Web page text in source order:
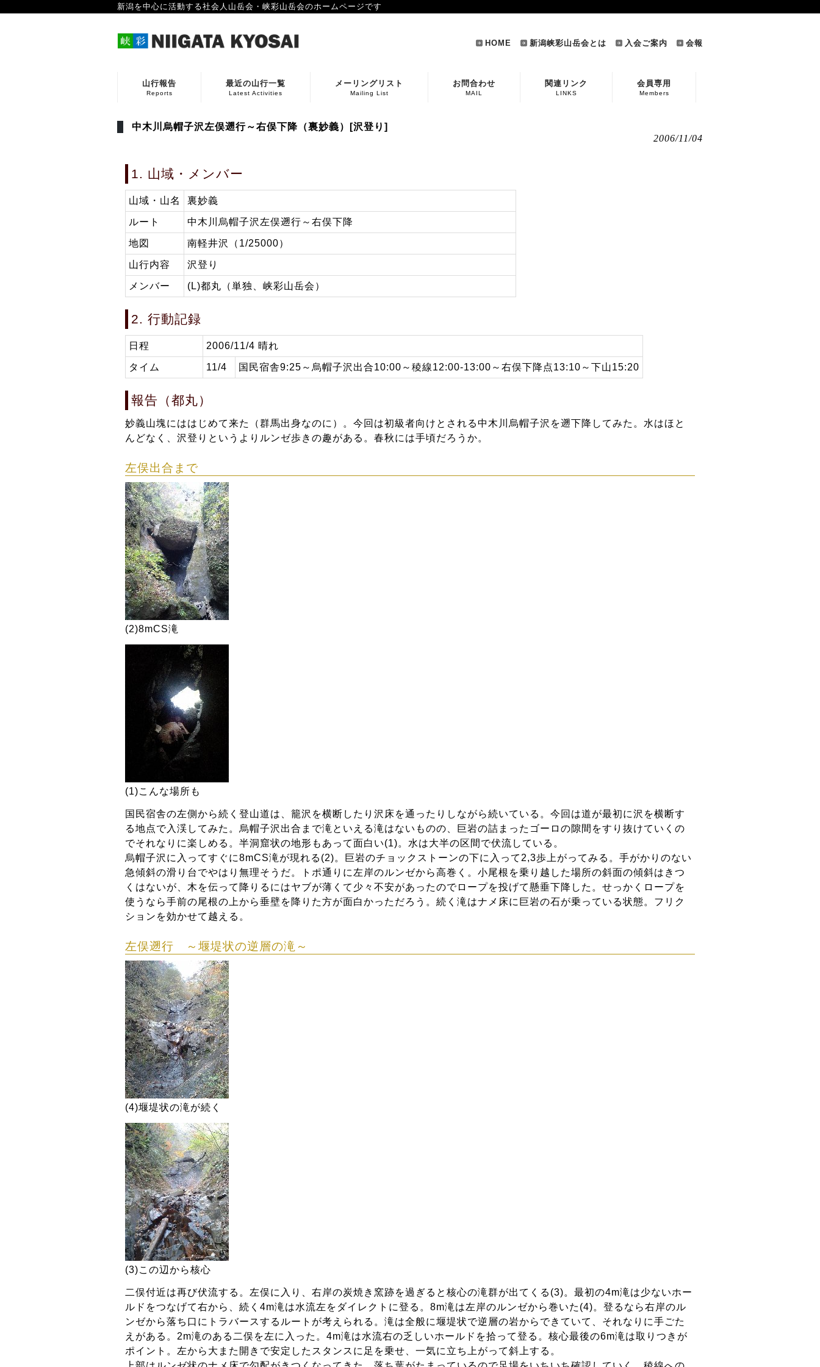
新潟を中心に活動する社会人山岳会・峡彩山岳会のホームページです
HOME 新潟峡彩山岳会とは 入会ご案内 会報
山行報告
Reports
最近の山行一覧
Latest Activities
メーリングリスト
Mailing List
お問合わせ
MAIL
関連リンク
LINKS
会員専用
Members
中木川烏帽子沢左俣遡行～右俣下降（裏妙義）[沢登り]
2006/11/04
1. 山域・メンバー
山域・山名 裏妙義
ルート 中木川烏帽子沢左俣遡行～右俣下降
地図 南軽井沢（1/25000）
山行内容 沢登り
メンバー (L)都丸（単独、峡彩山岳会）
2. 行動記録
日程 2006/11/4 晴れ
タイム 11/4 国民宿舎9:25～烏帽子沢出合10:00～稜線12:00-13:00～右俣下降点13:10～下山15:20
報告（都丸）
妙義山塊にははじめて来た（群馬出身なのに）。今回は初級者向けとされる中木川烏帽子沢を遡下降してみた。水はほと
んどなく、沢登りというよりルンゼ歩きの趣がある。春秋には手頃だろうか。
左俣出合まで
(2)8mCS滝
(1)こんな場所も
国民宿舎の左側から続く登山道は、籠沢を横断したり沢床を通ったりしながら続いている。今回は道が最初に沢を横断す
る地点で入渓してみた。烏帽子沢出合まで滝といえる滝はないものの、巨岩の詰まったゴーロの隙間をすり抜けていくの
でそれなりに楽しめる。半洞窟状の地形もあって面白い(1)。水は大半の区間で伏流している。
烏帽子沢に入ってすぐに8mCS滝が現れる(2)。巨岩のチョックストーンの下に入って2,3歩上がってみる。手がかりのない
急傾斜の滑り台でやはり無理そうだ。トポ通りに左岸のルンゼから高巻く。小尾根を乗り越した場所の斜面の傾斜はきつ
くはないが、木を伝って降りるにはヤブが薄くて少々不安があったのでロープを投げて懸垂下降した。せっかくロープを
使うなら手前の尾根の上から垂壁を降りた方が面白かっただろう。続く滝はナメ床に巨岩の石が乗っている状態。フリク
ションを効かせて越える。
左俣遡行 ～堰堤状の逆層の滝～
(4)堰堤状の滝が続く
(3)この辺から核心
二俣付近は再び伏流する。左俣に入り、右岸の炭焼き窯跡を過ぎると核心の滝群が出てくる(3)。最初の4m滝は少ないホー
ルドをつなげて右から、続く4m滝は水流左をダイレクトに登る。8m滝は左岸のルンゼから巻いた(4)。登るなら右岸のル
ンゼから落ち口にトラバースするルートが考えられる。滝は全般に堰堤状で逆層の岩からできていて、それなりに手ごた
えがある。2m滝のある二俣を左に入った。4m滝は水流右の乏しいホールドを拾って登る。核心最後の6m滝は取りつきが
ポイント。左から大また開きで安定したスタンスに足を乗せ、一気に立ち上がって斜上する。